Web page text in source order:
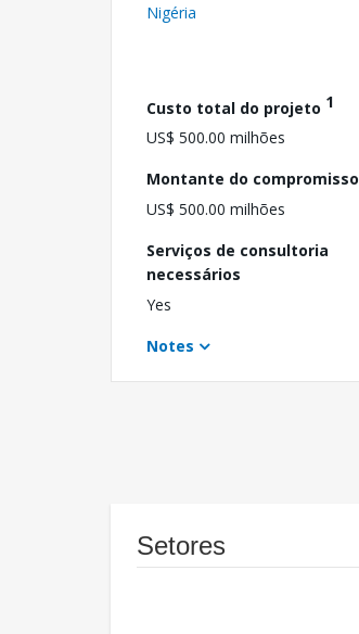
Nigéria
Custo total do projeto 1
US$ 500.00 milhões
Montante do compromisso
US$ 500.00 milhões
Serviços de consultoria
necessários
Yes
Notes
Setores